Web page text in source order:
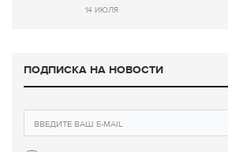
14 ИЮЛЯ
ПОДПИСКА НА НОВОСТИ